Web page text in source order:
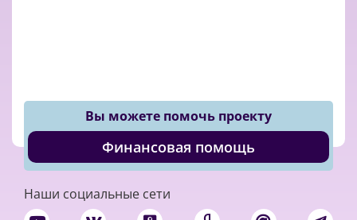
Вы можете помочь проекту
Финансовая помощь
Наши социальные сети